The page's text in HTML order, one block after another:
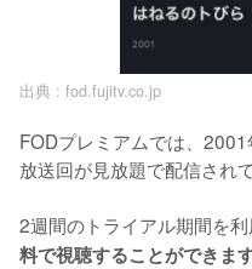
出典 : fod.fujitv.co.jp
FODプレミアムでは、
放送回が見放題で配信されて
2週間のトライアル期間を
料で視聴することができま